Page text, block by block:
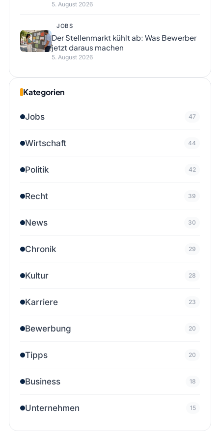
5. August 2026
JOBS
Der Stellenmarkt kühlt ab: Was Bewerber
jetzt daraus machen
5. August 2026
Kategorien
Jobs 47
Wirtschaft 44
Politik 42
Recht 39
News 30
Chronik 29
Kultur 28
Karriere 23
Bewerbung 20
Tipps 20
Business 18
Unternehmen 15